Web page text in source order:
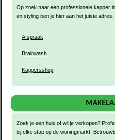
Op zoek naar een professionele kapper
en styling ben je hier aan het juiste adres.
Afspraak
Brainwash
Kappersshop
Zoek je een huis of wil je verkopen?
bij elke stap op de woningmarkt.